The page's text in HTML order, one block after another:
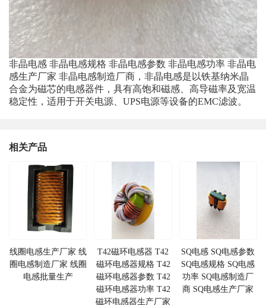
非晶电感 非晶电感规格 非晶电感参数 非晶电感功率 非晶电
感生产厂家 非晶电感制造厂商，非晶电感是以铁基纳米晶
合金为磁芯的电感器件，具有高饱和磁感、高导磁率及宽温
稳定性，适用于开关电源、UPS电源等设备的EMC滤波。
相关产品
线圈电感生产厂家 线
圈电感制造厂家 线圈
电感批量生产
T42磁环电感器 T42
磁环电感器规格 T42
磁环电感器参数 T42
磁环电感器功率 T42
磁环电感器生产厂家
SQ电感 SQ电感参数
SQ电感规格 SQ电感
功率 SQ电感制造厂
商 SQ电感生产厂家